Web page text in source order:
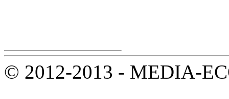
© 2012-2013 - MEDIA-